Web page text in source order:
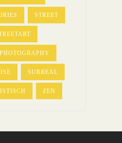
STREET
SURREAL
ZEN